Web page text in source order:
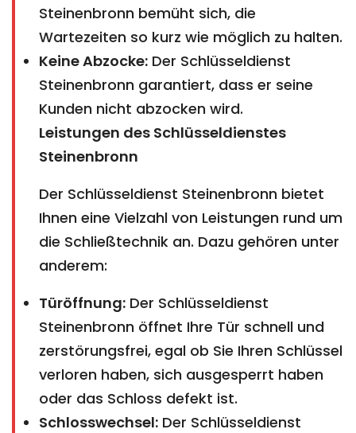
Steinenbronn bemüht sich, die
Wartezeiten so kurz wie möglich zu halten.
Keine Abzocke: Der Schlüsseldienst
Steinenbronn garantiert, dass er seine
Kunden nicht abzocken wird.
Leistungen des Schlüsseldienstes
Steinenbronn
Der Schlüsseldienst Steinenbronn bietet
Ihnen eine Vielzahl von Leistungen rund um
die Schließtechnik an. Dazu gehören unter
anderem:
Türöffnung: Der Schlüsseldienst
Steinenbronn öffnet Ihre Tür schnell und
zerstörungsfrei, egal ob Sie Ihren Schlüssel
verloren haben, sich ausgesperrt haben
oder das Schloss defekt ist.
Schlosswechsel: Der Schlüsseldienst